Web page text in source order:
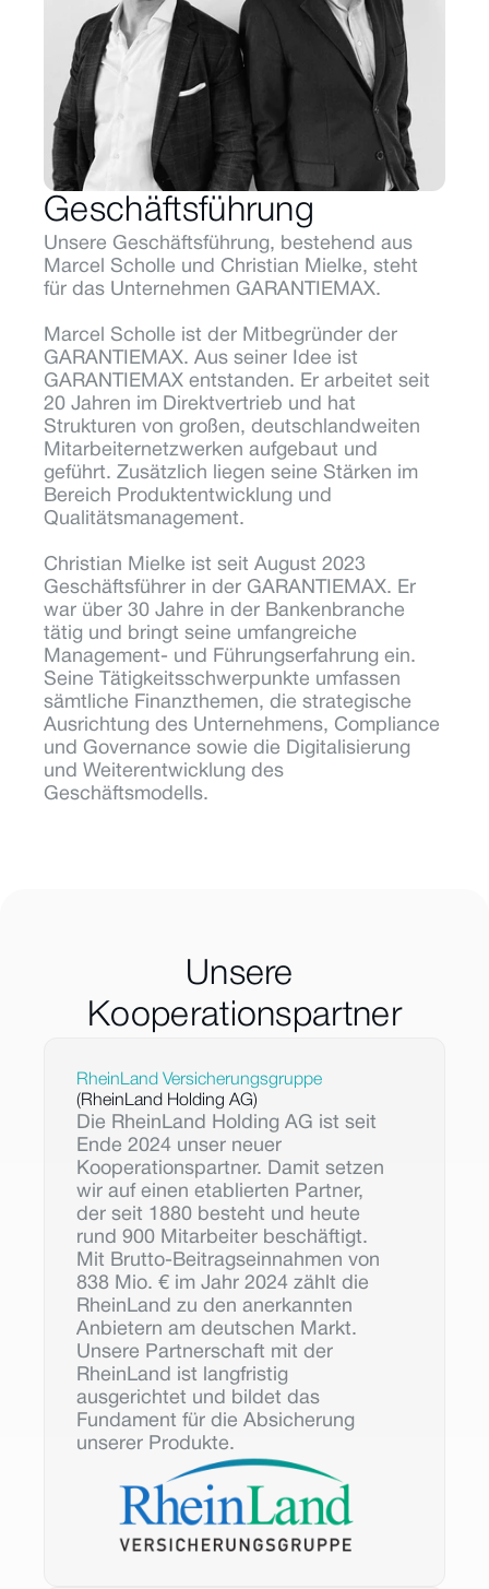
Geschäftsführung
Unsere Geschäftsführung, bestehend aus
Marcel Scholle und Christian Mielke, steht
für das Unternehmen GARANTIEMAX.
Marcel Scholle ist der Mitbegründer der
GARANTIEMAX. Aus seiner Idee ist
GARANTIEMAX entstanden. Er arbeitet seit
20 Jahren im Direktvertrieb und hat
Strukturen von großen, deutschlandweiten
Mitarbeiternetzwerken aufgebaut und
geführt. Zusätzlich liegen seine Stärken im
Bereich Produktentwicklung und
Qualitätsmanagement.
Christian Mielke ist seit August 2023
Geschäftsführer in der GARANTIEMAX. Er
war über 30 Jahre in der Bankenbranche
tätig und bringt seine umfangreiche
Management- und Führungserfahrung ein.
Seine Tätigkeitsschwerpunkte umfassen
sämtliche Finanzthemen, die strategische
Ausrichtung des Unternehmens, Compliance
und Governance sowie die Digitalisierung
und Weiterentwicklung des
Geschäftsmodells.
Unsere
Kooperationspartner
RheinLand Versicherungsgruppe
(RheinLand Holding AG)
Die RheinLand Holding AG ist seit
Ende 2024 unser neuer
Kooperationspartner. Damit setzen
wir auf einen etablierten Partner,
der seit 1880 besteht und heute
rund 900 Mitarbeiter beschäftigt.
Mit Brutto-Beitragseinnahmen von
838 Mio. € im Jahr 2024 zählt die
RheinLand zu den anerkannten
Anbietern am deutschen Markt.
Unsere Partnerschaft mit der
RheinLand ist langfristig
ausgerichtet und bildet das
Fundament für die Absicherung
unserer Produkte.